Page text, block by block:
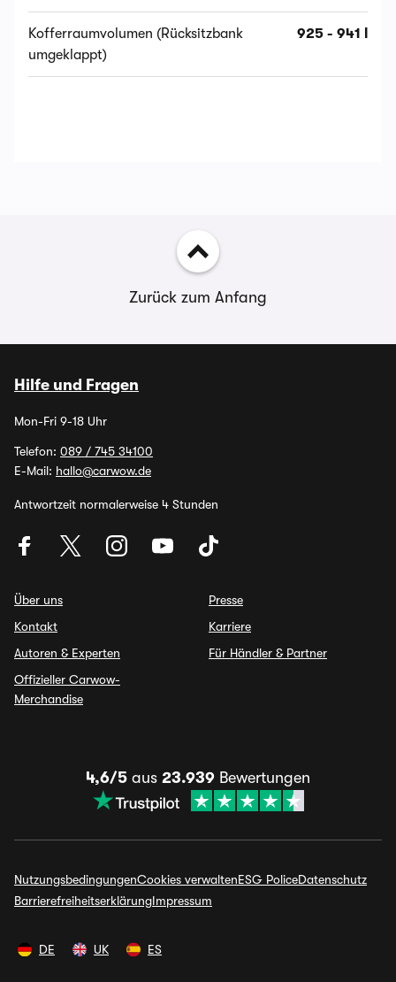
Kofferraumvolumen (Rücksitzbank
umgeklappt)
925 - 941 l
Zurück zum Anfang
Hilfe und Fragen
Mon-Fri 9-18 Uhr
Telefon: 089 / 745 34100
E-Mail: hallo@carwow.de
Antwortzeit normalerweise 4 Stunden
Über uns
Kontakt
Autoren & Experten
Offizieller Carwow-
Merchandise
Presse
Karriere
Für Händler & Partner
4,6/5 aus 23.939 Bewertungen
NutzungsbedingungenCookies verwaltenESG PoliceDatenschutz
BarrierefreiheitserklärungImpressum
DE UK ES